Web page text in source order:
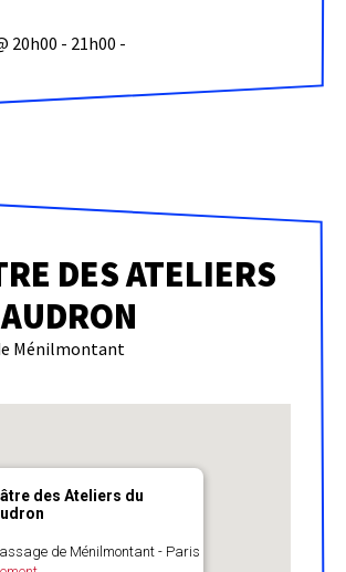
20h00 - 21h00 -
DES ATELIERS
Ménilmontant
des Ateliers du
de Ménilmontant - Paris